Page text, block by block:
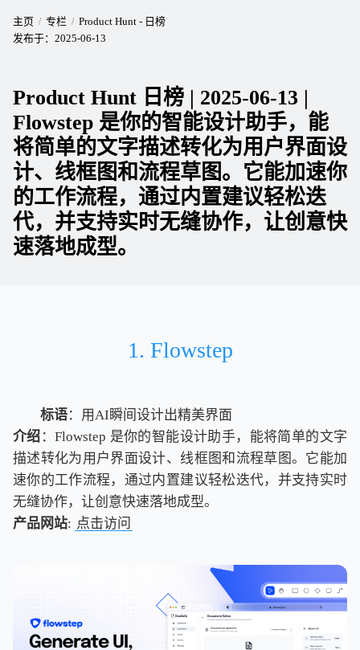
主页 专栏
Product Hunt - 日榜
发布于： 2025-06-13
Product Hunt 日榜 | 2025-06-13 |
Flowstep 是你的智能设计助手，能
将简单的文字描述转化为用户界面设
计、线框图和流程草图。它能加速你
的工作流程，通过内置建议轻松迭
代，并支持实时无缝协作，让创意快
速落地成型。
1. Flowstep
标语：用AI瞬间设计出精美界面
介绍 ：Flowstep 是你的智能设计助手，能将简单的文字
描述转化为用户界面设计、线框图和流程草图。它能加
速你的工作流程，通过内置建议轻松迭代，并支持实时
无缝协作，让创意快速落地成型。
产品网站: 点击访问